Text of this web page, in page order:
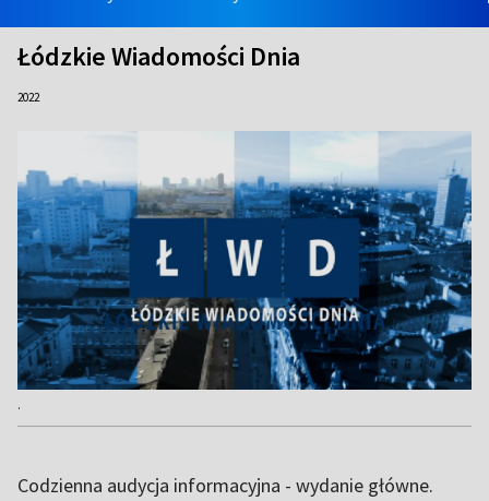
Łódzkie Wiadomości Dnia
2022
.
Codzienna audycja informacyjna - wydanie główne.